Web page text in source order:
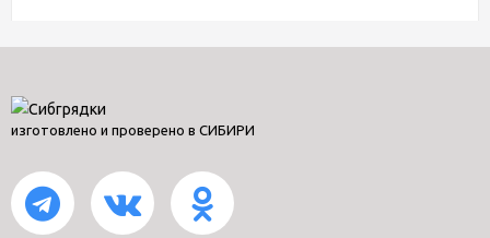
изготовлено и проверено в СИБИРИ